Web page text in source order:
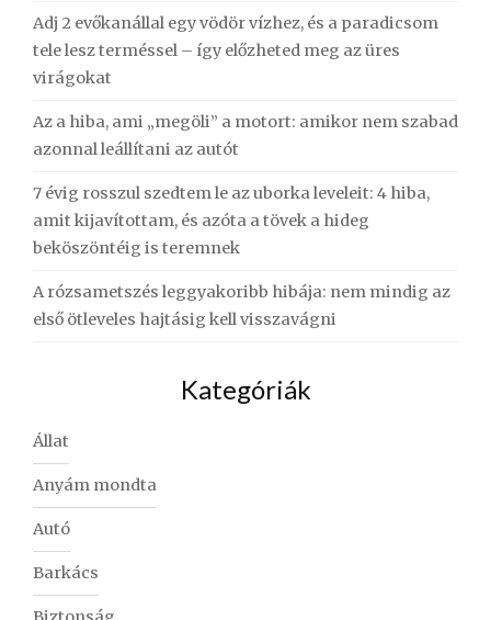
Adj 2 evőkanállal egy vödör vízhez, és a paradicsom
tele lesz terméssel – így előzheted meg az üres
virágokat
Az a hiba, ami „megöli” a motort: amikor nem szabad
azonnal leállítani az autót
7 évig rosszul szedtem le az uborka leveleit: 4 hiba,
amit kijavítottam, és azóta a tövek a hideg
beköszöntéig is teremnek
A rózsametszés leggyakoribb hibája: nem mindig az
első ötleveles hajtásig kell visszavágni
Kategóriák
Állat
Anyám mondta
Autó
Barkács